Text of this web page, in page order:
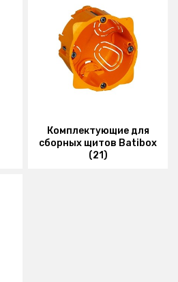
Комплектующие для
сборных щитов Batibox
(21)